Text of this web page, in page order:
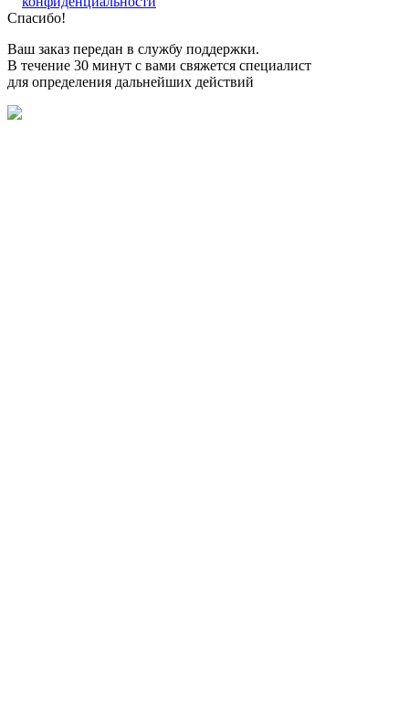
Спасибо!
Ваш заказ передан в службу поддержки.
В течение 30 минут с вами свяжется специалист
для определения дальнейших действий